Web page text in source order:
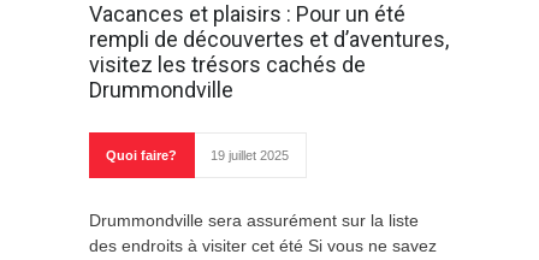
Vacances et plaisirs : Pour un été
rempli de découvertes et d’aventures,
visitez les trésors cachés de
Drummondville
Quoi faire? 19 juillet 2025
Drummondville sera assurément sur la liste
des endroits à visiter cet été Si vous ne savez